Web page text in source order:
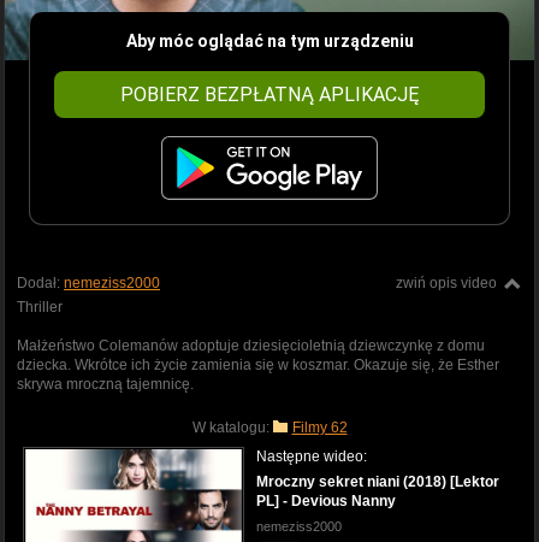
Aby móc oglądać na tym urządzeniu
POBIERZ BEZPŁATNĄ APLIKACJĘ
zwiń opis video
Dodał: nemeziss2000
Thriller
Małżeństwo Colemanów adoptuje dziesięcioletnią dziewczynkę z domu
dziecka. Wkrótce ich życie zamienia się w koszmar. Okazuje się, że Esther
skrywa mroczną tajemnicę.
W katalogu: Filmy 62
Następne wideo:
Mroczny sekret niani (2018) [Lektor
PL] - Devious Nanny
nemeziss2000